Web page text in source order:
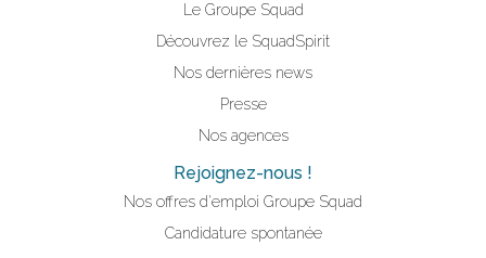
Le Groupe Squad
Découvrez le SquadSpirit
Nos dernières news
Presse
Nos agences
Rejoignez-nous !
Nos offres d'emploi Groupe Squad
Candidature spontanée